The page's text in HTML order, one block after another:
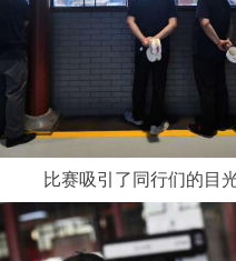
比赛吸引了同行们的目